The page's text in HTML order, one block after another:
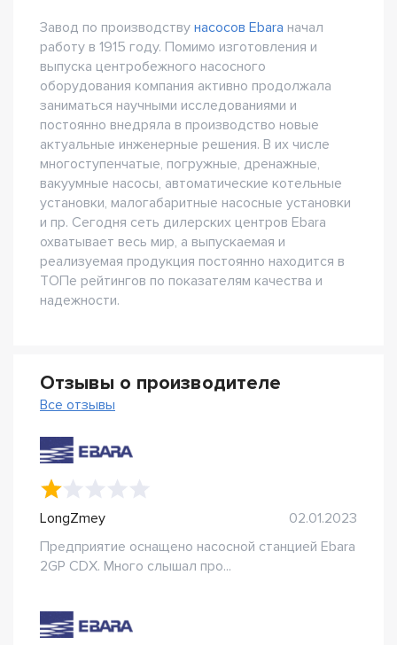
Завод по производству насосов Ebara начал
работу в 1915 году. Помимо изготовления и
выпуска центробежного насосного
оборудования компания активно продолжала
заниматься научными исследованиями и
постоянно внедряла в производство новые
актуальные инженерные решения. В их числе
многоступенчатые, погружные, дренажные,
вакуумные насосы, автоматические котельные
установки, малогабаритные насосные установки
и пр. Сегодня сеть дилерских центров Ebara
охватывает весь мир, а выпускаемая и
реализуемая продукция постоянно находится в
ТОПе рейтингов по показателям качества и
надежности.
Отзывы о производителе
Все отзывы
LongZmey
02.01.2023
Предприятие оснащено насосной станцией Ebara
2GP CDX. Много слышал про...